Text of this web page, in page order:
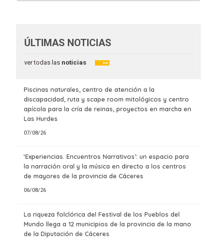
ÚLTIMAS NOTICIAS
ver todas lasnoticias >>
Piscinas naturales, centro de atención a la
discapacidad, ruta y scape room mitológicos y centro
apícola para la cría de reinas, proyectos en marcha en
Las Hurdes
07/08/26
‘Experiencias. Encuentros Narrativos’: un espacio para
la narración oral y la música en directo a los centros
de mayores de la provincia de Cáceres
06/08/26
La riqueza folclórica del Festival de los Pueblos del
Mundo llega a 12 municipios de la provincia de la mano
de la Diputación de Cáceres